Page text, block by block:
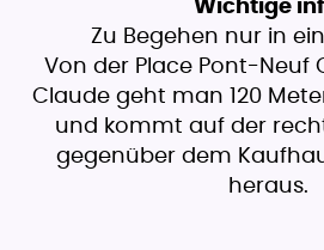
Wichtige
Zu Begehen nur in
Von der Place Pont-Neuf
Claude geht man 120
und kommt auf der
gegenüber dem
heraus.